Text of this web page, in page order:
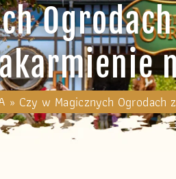
» Czy w Magicznych